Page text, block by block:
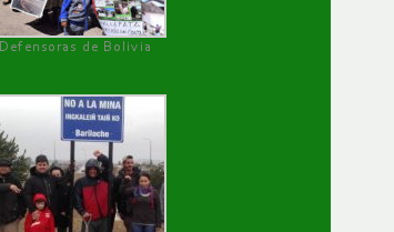
Defensoras de Bolivia